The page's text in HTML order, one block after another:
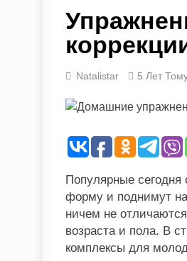
Natalistar 5 Лет
Популярные
форму и поднимут
ничем не
возраста и пола. В
комплексы для